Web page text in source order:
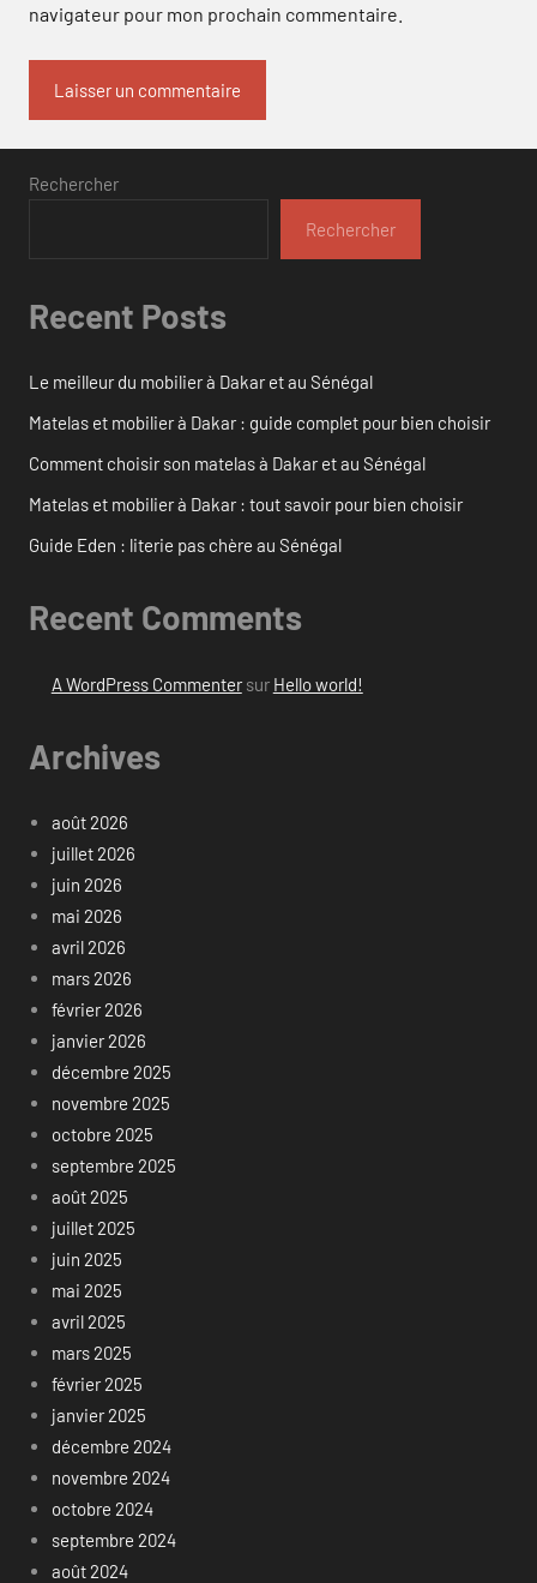
navigateur pour mon prochain commentaire.
Rechercher
Rechercher
Recent Posts
Le meilleur du mobilier à Dakar et au Sénégal
Matelas et mobilier à Dakar : guide complet pour bien choisir
Comment choisir son matelas à Dakar et au Sénégal
Matelas et mobilier à Dakar : tout savoir pour bien choisir
Guide Eden : literie pas chère au Sénégal
Recent Comments
A WordPress Commentersur Hello world!
Archives
août 2026
juillet 2026
juin 2026
mai 2026
avril 2026
mars 2026
février 2026
janvier 2026
décembre 2025
novembre 2025
octobre 2025
septembre 2025
août 2025
juillet 2025
juin 2025
mai 2025
avril 2025
mars 2025
février 2025
janvier 2025
décembre 2024
novembre 2024
octobre 2024
septembre 2024
août 2024